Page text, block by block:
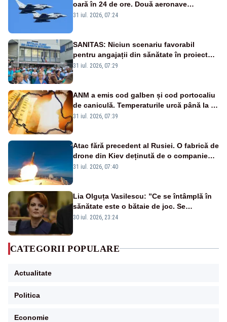
oară în 24 de ore. Două aeronave
Eurofighter britanice au fost ridicate de la
31 iul. 2026, 07:24
SANITAS: Niciun scenariu favorabil
pentru angajații din sănătate în proiectul
Legii salarizării
31 iul. 2026, 07:29
ANM a emis cod galben și cod portocaliu
de caniculă. Temperaturile urcă până la 38
de grade, iar nopțile devin tropicale
31 iul. 2026, 07:39
Atac fără precedent al Rusiei. O fabrică de
drone din Kiev deținută de o companie
americană, distrusă de o rachetă
31 iul. 2026, 07:40
Lia Olguța Vasilescu: ”Ce se întâmplă în
sănătate este o bătaie de joc. Se
guvernează extraordinar de prost”
30 iul. 2026, 23:24
CATEGORII POPULARE
Actualitate
Politica
Economie